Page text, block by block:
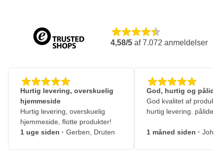
4,58/5 af7.072 anmeldelser
Hurtig levering, overskuelig
hjemmeside
Hurtig levering, overskuelig
hjemmeside, flotte produkter!
1 uge siden · Gerben, Druten
God, hurtig og
God kvalitet af
hurtig levering.
1 måned siden ·